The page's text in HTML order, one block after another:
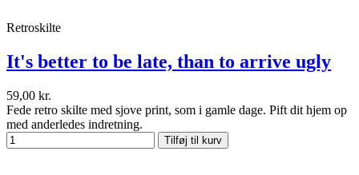
Retroskilte
It's better to be late, than to arrive ugly
59,00 kr.
Fede retro skilte med sjove print, som i gamle dage. Pift dit hjem op
med anderledes indretning.
Tilføj til kurv